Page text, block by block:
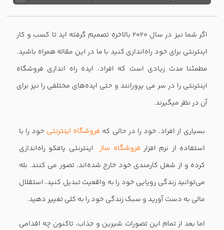
اگر شما نیز در سال ۲۰۲۰ بالاخره تصمیم گرفته اید تا کسب و کار
اینترنتی برای خود راه‌اندازی کنید با ما در این مقاله همراه باشید.
مطمئنا مدت زیادی است که افراد، ایده راه اندازی فروشگاه
اینترنتی را در سر می پرورانند و حتی ایده‌های مختلفی را نیز برای
آن در نظر میگیرند.
بسیاری از افراد، خود را در حالی که فروشگاه اینترنتی خود را با
استفاده از نرم افزار فروشگاه سازاینترنتی پافکو راه‌اندازی
کرده و از شغل کارمندی خود خارج شده‌اند، تصور می کنند. بله
می‌توانید زندگی رویایی خود را به واقعیت تبدیل کنید، استقلال
مالی به دست آورید و سبک زندگی خود را به کلی تغییر دهید.
اما بعد از تمام این تصورات شیرین و جذاب، تاکنون چه اقدامی